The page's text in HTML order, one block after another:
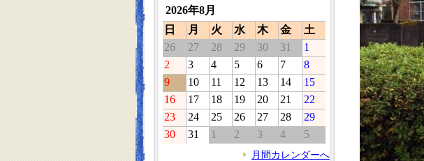
2026年8月
日
月 火 水 木 金
土
26
27 28 29 30 31
1
2
3 4 5 6 7
8
9
10 11 12 13 14
15
16
17 18 19 20 21
22
23
24 25 26 27 28
29
30
31 1 2 3 4 5
月間カレンダーへ